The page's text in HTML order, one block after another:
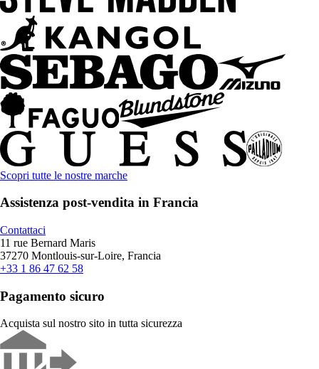
Scopri tutte le nostre marche
Assistenza post-vendita in Francia
Contattaci
11 rue Bernard Maris
37270 Montlouis-sur-Loire, Francia
+33 1 86 47 62 58
Pagamento sicuro
Acquista sul nostro sito in tutta sicurezza